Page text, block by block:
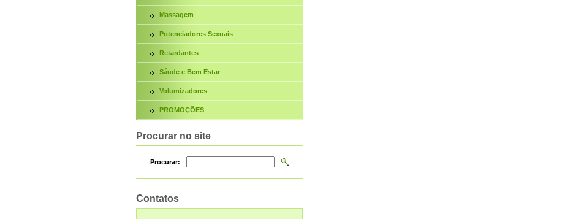
Massagem
Potenciadores Sexuais
Retardantes
Sáude e Bem Estar
Volumizadores
PROMOÇÕES
Procurar no site
Procurar:
Contatos